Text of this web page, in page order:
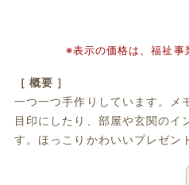
※表示の価格は、福祉事
［ 概要 ］
一つ一つ手作りしています。メ
目印にしたり、部屋や玄関のイ
す。ほっこりかわいいプレゼン